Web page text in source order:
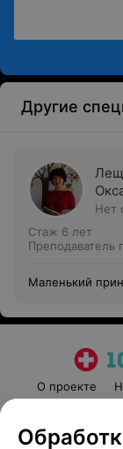
Другие
Нет
Стаж 6 лет
Преподаватель
Маленький
О проекте